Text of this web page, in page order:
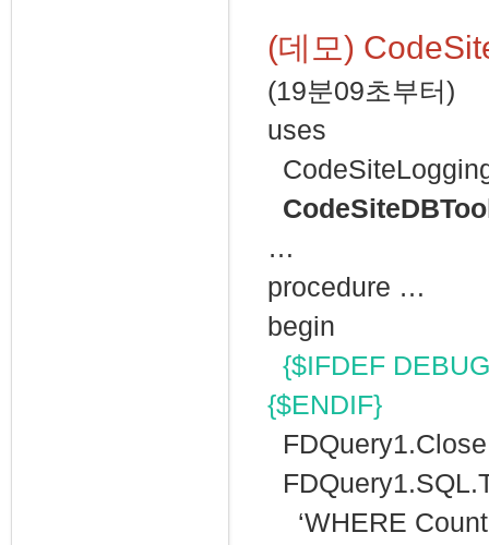
(데모)
(19분09초부터)
uses
…
procedure …
begin
{$IFDEF
{$ENDIF}
‘WHERE